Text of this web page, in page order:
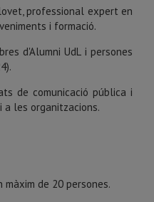
professional expert en
i formació.
d'Alumni UdL i persones
de comunicació pública i
les organitzacions.
màxim de 20 persones.